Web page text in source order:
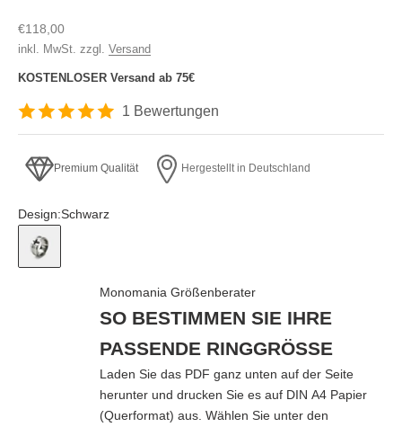
Angebot
€118,00
inkl. MwSt. zzgl. Versand
KOSTENLOSER Versand ab 75€
1 Bewertungen
Premium Qualität Hergestellt in Deutschland
Design:Schwarz
Schwarz
Monomania Größenberater
SO BESTIMMEN SIE IHRE
PASSENDE RINGGRÖSSE
Laden Sie das PDF ganz unten auf der Seite
herunter und drucken Sie es auf DIN A4 Papier
(Querformat) aus. Wählen Sie unter den